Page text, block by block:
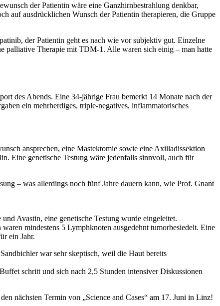
der Patientin wäre eine Ganzhirnbestrahlung denkbar,
auf ausdrücklichen Wunsch der Patientin therapieren, die Gruppe
der Patientin geht es nach wie vor subjektiv gut. Einzelne
palliative Therapie mit TDM-1. Alle waren sich einig – man hatte
des Abends. Eine 34-jährige Frau bemerkt 14 Monate nach der
ein mehrherdiges, triple-negatives, inflammatorisches
ansprechen, eine Mastektomie sowie eine Axilladissektion
Eine genetische Testung wäre jedenfalls sinnvoll, auch für
– was allerdings noch fünf Jahre dauern kann, wie Prof. Gnant
Avastin, eine genetische Testung wurde eingeleitet.
mindestens 5 Lymphknoten ausgedehnt tumorbesiedelt. Eine
ein Jahr.
war sehr skeptisch, weil die Haut bereits
schritt und sich nach 2,5 Stunden intensiver Diskussionen
nächsten Termin von „Science and Cases“ am 17. Juni in Linz!